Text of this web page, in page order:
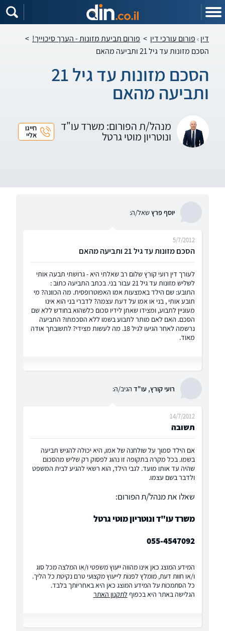
דין פורום עורכי דין > פורום תביעת מזונות - הערך סיכוייך! >
הסכם מזונות עד גיל 21 ותביעה מהאם
הסכם מזונות עד גיל 21
ותביעה מהאם
מנהל/ת הפורום: משרד עו"ד
ונוטריון מוטי גרטל
חייגו
אליי
יוסף פרץשאל/ה:
הסכם מזונות עד גיל 21 ותביעה מהאם
5/7/2012
לעורך דין רועי קורץ שלום רב שאלתי היא - גרושתי תבעה אותי
לשליש מזונות עד גיל 21 עבור בני. בכתב התביעה כתוב :
התובע: שם הילד באמצעות אמו האפוטרופסית. מה הכוונה? מי
תובע אותי , בני או אמו על דעת עצמה? לדברי בני הוא אינו
מעוניין לתבוע, ומצידו שאתן לידיו סכום כלשהוא בחודש ללא שם
הסכם. האם לאם מותר לתבוע בשמו ללא הסכמתו? התביעה
נרשמה לאחר הגיעו לגיל 18. מה לעשות מצידי? לתשובתך אודה
מאוד.
רועי קורץ, עו"ד הגיב/ה:
תשובה
14/7/2012
אם הילד סמוך על שולחנה של אמו, היא יכולה להגיש תביעה
בשמו. בכל מקרה בתקופה זו נהוג לפסוק רק שליש מהסכום
שהיה עד אותו מועד. לגבי הילד, הוא רשאי להגיע לבית המשפט
ולדבר בשם עצמו.
שאלו את מנהל/ת הפורום:
משרד עו"ד ונוטריון מוטי גרטל
055-4547092
המידע המוצג כאן אינו מהווה ייעוץ משפטי ו/או המלצה מכל סוג
ו/או חוות דעת, מומלץ לפנות לייעוץ מקצועי טרם נקיטת כל הליך.
כל הסתמכות על המידע המוצג כאן היא באחריותך בלבד.
הגלישה באתר היא בכפוף לתקנון האתר